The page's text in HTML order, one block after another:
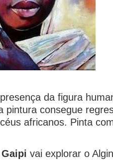
da figura
pintura consegue
africanos. Pinta
vai explorar o